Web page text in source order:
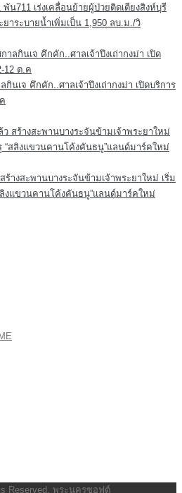
น711 เร่งเคลื่อนย้ายผู้ป่วยติดเตียงสิงห์บุรี
าระบายน้ำเพิ่มเป็น 1,950 ลบ.ม./วิ
กินเจ คึกคัก..ศาลเจ้าปึงเถ่ากงม่า เปิดบริการ
างสะพานบางระจันข้ามเจ้าพระยาใหม่ เริ่ม
งแขวนคานโค้งคันธนู”แลนด์มาร์คใหม่
Reserved. พระนครซอฟต์